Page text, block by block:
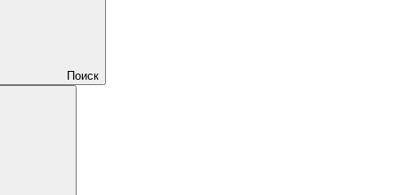
Поиск